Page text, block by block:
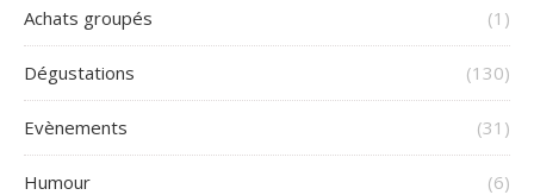
Achats groupés (1)
Dégustations (130)
Evènements (31)
Humour (6)